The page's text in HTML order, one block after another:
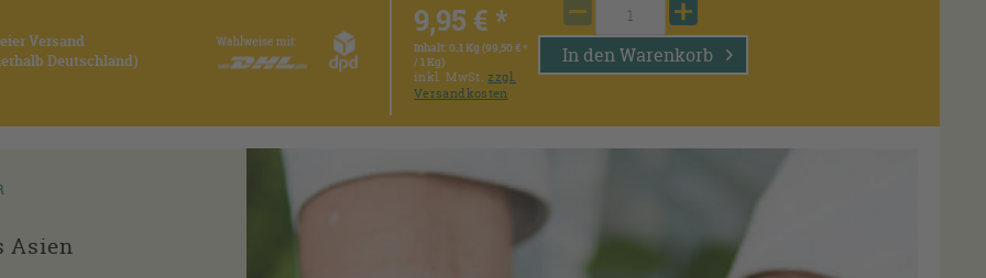
Versand
Deutschland)
9,95 € *
Inhalt:0.1 Kg (99,50 € *
/ 1 Kg)
inkl. MwSt.zzgl.
Versandkosten
In denWarenkorb
Asien